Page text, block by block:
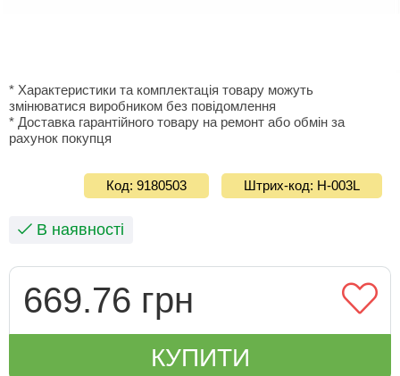
* Характеристики та комплектація товару можуть
змінюватися виробником без повідомлення
* Доставка гарантiйного товару на ремонт або обмiн за
рахунок покупця
Код: 9180503 Штрих-код: H-003L
В наявності
669.76 грн
КУПИТИ